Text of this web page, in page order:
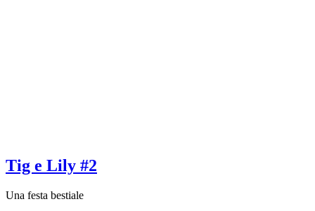
Tig e Lily #2
Una festa bestiale